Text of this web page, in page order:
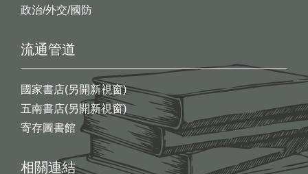
政治/外交/國防
流通管道
國家書店(另開新視窗)
五南書店(另開新視窗)
寄存圖書館
相關連結